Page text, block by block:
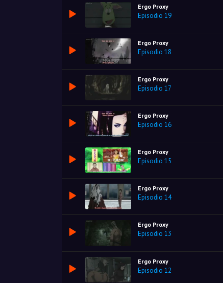
Ergo Proxy
Episodio 19
Ergo Proxy
Episodio 18
Ergo Proxy
Episodio 17
Ergo Proxy
Episodio 16
Ergo Proxy
Episodio 15
Ergo Proxy
Episodio 14
Ergo Proxy
Episodio 13
Ergo Proxy
Episodio 12